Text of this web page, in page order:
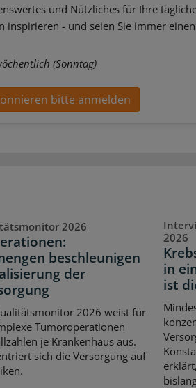
und Nützliches für Ihre
inspirieren - und seien Sie immer
(Sonntag)
bitte anmelden
2026
beschleunigen
der
2026 weist für
Tumoroperationen
je Krankenhaus aus.
sich die Versorgung auf
2026
in
ist